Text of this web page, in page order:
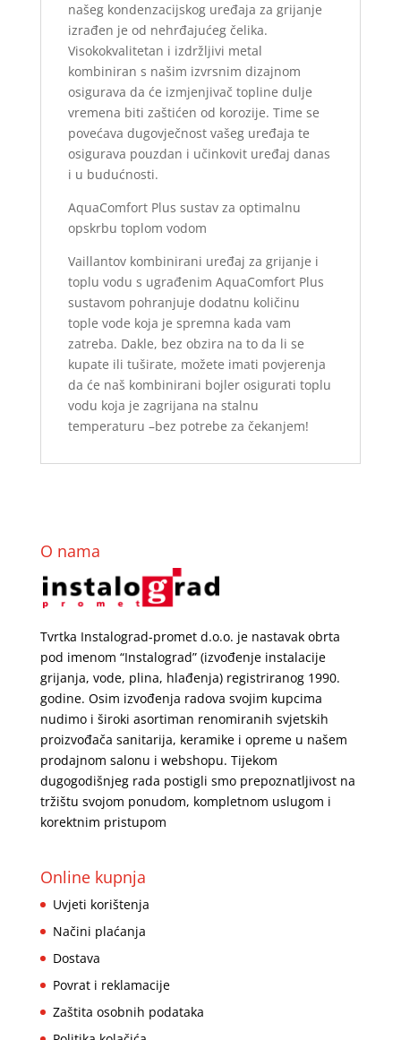
našeg kondenzacijskog uređaja za grijanje
izrađen je od nehrđajućeg čelika.
Visokokvalitetan i izdržljivi metal
kombiniran s našim izvrsnim dizajnom
osigurava da će izmjenjivač topline dulje
vremena biti zaštićen od korozije. Time se
povećava dugovječnost vašeg uređaja te
osigurava pouzdan i učinkovit uređaj danas
i u budućnosti.
AquaComfort Plus sustav za optimalnu
opskrbu toplom vodom
Vaillantov kombinirani uređaj za grijanje i
toplu vodu s ugrađenim AquaComfort Plus
sustavom pohranjuje dodatnu količinu
tople vode koja je spremna kada vam
zatreba. Dakle, bez obzira na to da li se
kupate ili tuširate, možete imati povjerenja
da će naš kombinirani bojler osigurati toplu
vodu koja je zagrijana na stalnu
temperaturu –bez potrebe za čekanjem!
O nama
Tvrtka Instalograd-promet d.o.o. je nastavak obrta
pod imenom “Instalograd” (izvođenje instalacije
grijanja, vode, plina, hlađenja) registriranog 1990.
godine. Osim izvođenja radova svojim kupcima
nudimo i široki asortiman renomiranih svjetskih
proizvođača sanitarija, keramike i opreme u našem
prodajnom salonu i webshopu. Tijekom
dugogodišnjeg rada postigli smo prepoznatljivost na
tržištu svojom ponudom, kompletnom uslugom i
korektnim pristupom
Online kupnja
Uvjeti korištenja
Načini plaćanja
Dostava
Povrat i reklamacije
Zaštita osobnih podataka